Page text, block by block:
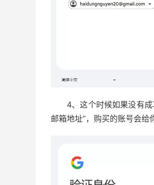
4、这个时候如果没有
邮箱地址”，购买的账号会给